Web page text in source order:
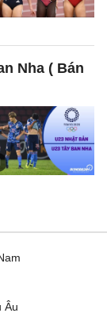
Nha ( Bán
Âu